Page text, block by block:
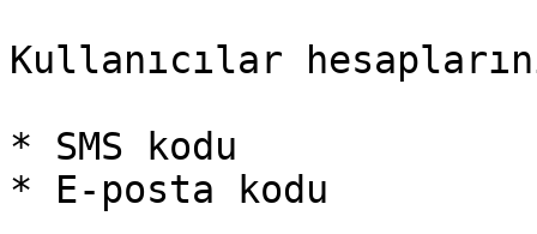
Kullanıcılar
* SMS kodu
* E-posta kodu